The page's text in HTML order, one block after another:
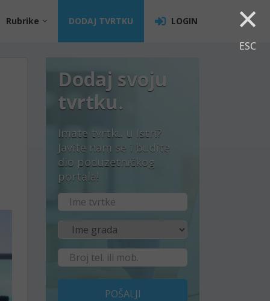
×
ESC
Rubrike DODAJ TVRTKU LOGIN
Dodaj svoju
tvrtku.
Imate tvrtku u Istri?
Javite nam se i budite
dio poduzetničkog
portala!
POŠALJI